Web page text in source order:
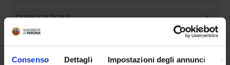
Consenso Dettagli Impostazioni degli annunci
PUBLICATIONS